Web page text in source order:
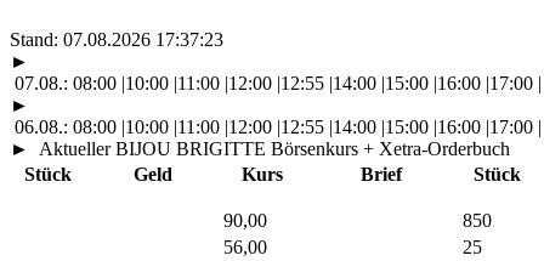
Stand: 07.08.2026 17:37:23
►
07.08.: 08:00 |10:00 |11:00 |12:00 |12:55 |14:00 |15:00 |16:00 |17:00 |
►
06.08.: 08:00 |10:00 |11:00 |12:00 |12:55 |14:00 |15:00 |16:00 |17:00 |
►
Aktueller BIJOU BRIGITTE Börsenkurs + Xetra-Orderbuch
Stück
Geld Kurs Brief Stück
90,00
850
56,00
25